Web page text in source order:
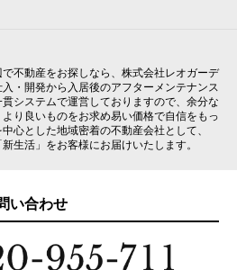
不動産をお探しなら、株式会社レオガーデ
・開発から入居後のアフターメンテナンス
システムで運営しておりますので、余分な
り良いものをお求め易い価格で自信をもっ
心とした地域密着の不動産会社として、
生活」をお客様にお届けいたします。
い合わせ